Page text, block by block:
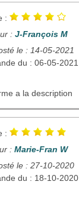
:
: J-François M
le : 14-05-2021
du : 06-05-2021
a la description
:
: Marie-Fran W
le : 27-10-2020
du : 18-10-2020